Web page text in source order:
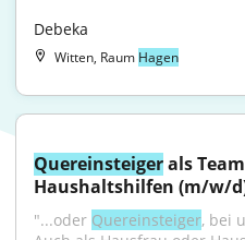
Debeka
Witten, Raum Hagen
Quereinsteiger als
Haushaltshilfen (m/w/
"...oder Quereinsteiger, bei